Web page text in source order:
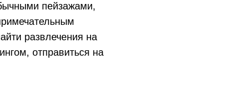
пейзажами,
развлечения на
отправиться на